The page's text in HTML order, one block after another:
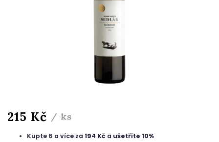
215 Kč / ks
Kupte 6 a více za 194 Kč a ušetříte 10%